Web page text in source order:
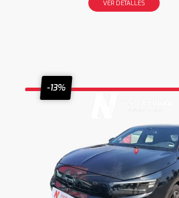
VER DETALLES
-13%